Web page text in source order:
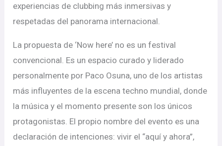
experiencias de clubbing más inmersivas y
respetadas del panorama internacional.
La propuesta de ‘Now here’ no es un festival
convencional. Es un espacio curado y liderado
personalmente por Paco Osuna, uno de los artistas
más influyentes de la escena techno mundial, donde
la música y el momento presente son los únicos
protagonistas. El propio nombre del evento es una
declaración de intenciones: vivir el “aquí y ahora”,